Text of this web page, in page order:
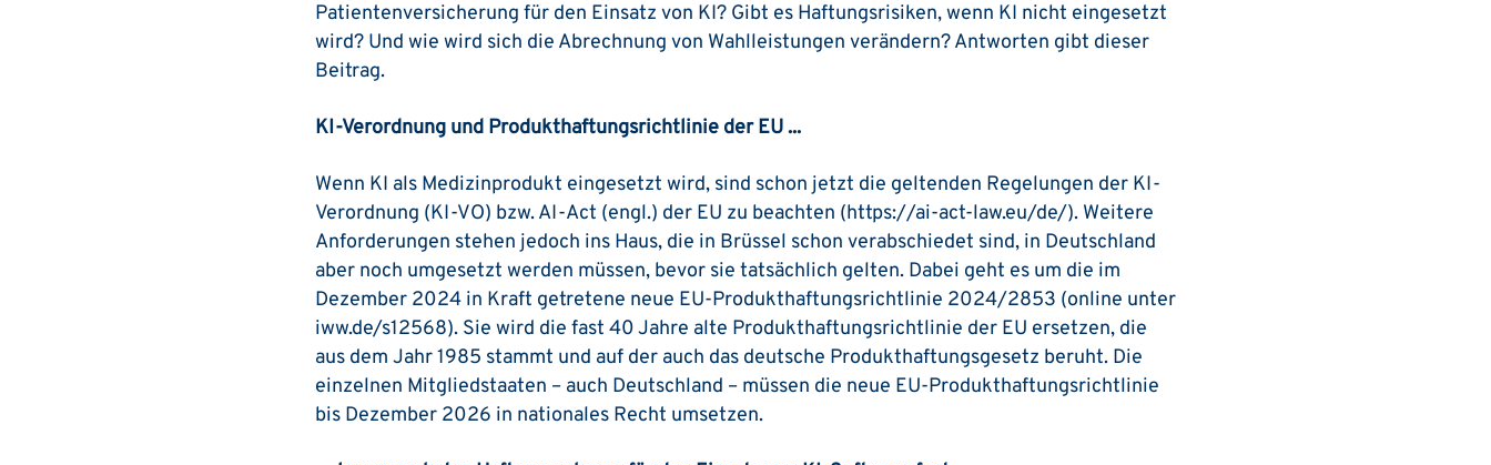
Patientenversicherung für den Einsatz von KI? Gibt es Haftungsrisiken, wenn KI nicht eingesetzt
wird? Und wie wird sich die Abrechnung von Wahlleistungen verändern? Antworten gibt dieser
Beitrag.
KI-Verordnung und Produkthaftungsrichtlinie der EU ...
Wenn KI als Medizinprodukt eingesetzt wird, sind schon jetzt die geltenden ­Regelungen der KI-
Verordnung (KI-VO) bzw. AI-Act (engl.) der EU zu beachten (https://ai-act-law.eu/de/). Weitere
Anforderungen stehen jedoch ins Haus, die in Brüssel schon verabschiedet sind, in Deutschland
aber noch umgesetzt werden müssen, bevor sie tatsächlich gelten. Dabei geht es um die im
Dezember 2024 in Kraft getretene neue EU-Produkthaftungsrichtlinie 2024/2853 (online unter
iww.de/s12568). Sie wird die fast 40 Jahre alte ­Produkthaftungsrichtlinie der EU ersetzen, die
aus dem Jahr 1985 stammt und auf der auch das deutsche Produkthaftungsgesetz beruht. Die
einzelnen Mitgliedstaaten – auch Deutschland – müssen die neue EU-Produkthaftungsrichtlinie
bis Dezember 2026 in nationales Recht umsetzen.